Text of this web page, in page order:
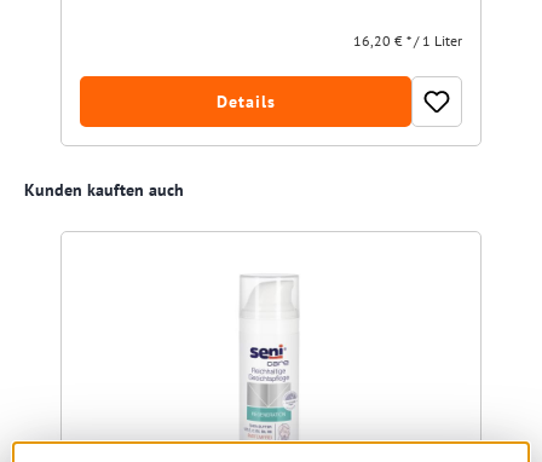
16,20 € * / 1 Liter
Details
Produktgalerie überspringen
Kunden kauften auch